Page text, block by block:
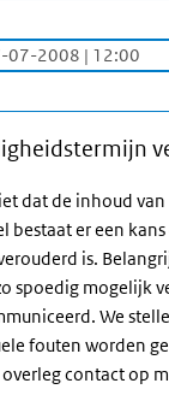
07-2008 | 12:00
dat de inhoud
bestaat er een
is.
spoedig mogelijk
We
fouten worden
contact op